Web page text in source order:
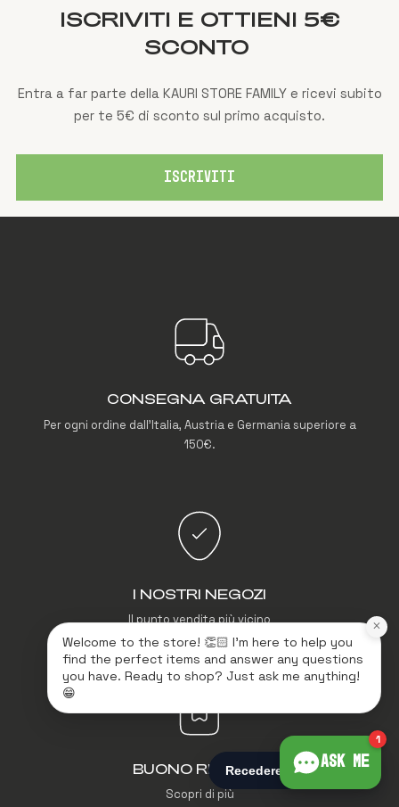
ISCRIVITI E OTTIENI 5€
SCONTO
Entra a far parte della KAURI STORE FAMILY e ricevi subito
per te 5€ di sconto sul primo acquisto.
ISCRIVITI
CONSEGNA GRATUITA
Per ogni ordine dall'Italia, Austria e Germania superiore a
150€.
I NOSTRI NEGOZI
Il punto vendita più vicino
BUONO REGALO
Scopri di più
Ask me
1
Welcome to the store! 👏🏻 I'm here to help you
find the perfect items and answer any questions
you have. Ready to shop? Just ask me anything!
😁
×